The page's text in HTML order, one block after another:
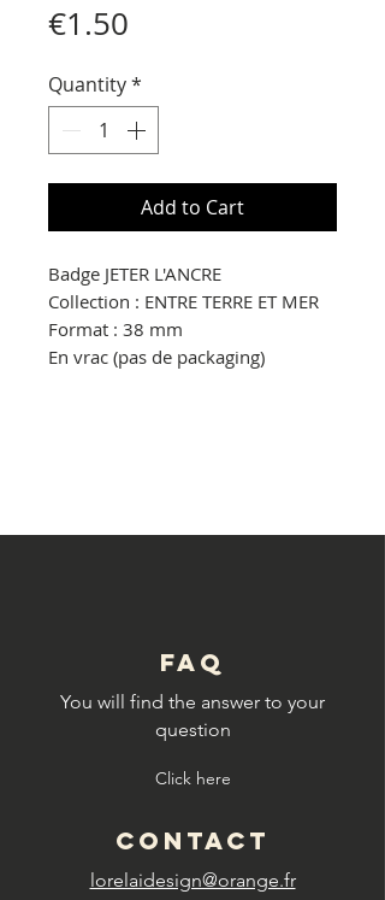
€1.50
Quantity*
Add to Cart
Badge JETER L'ANCRE
Collection : ENTRE TERRE ET MER
Format : 38 mm
En vrac (pas de packaging)
FAQ
You will find the answer to your
question
Click here
CONTACT
lorelaidesign@orange.fr